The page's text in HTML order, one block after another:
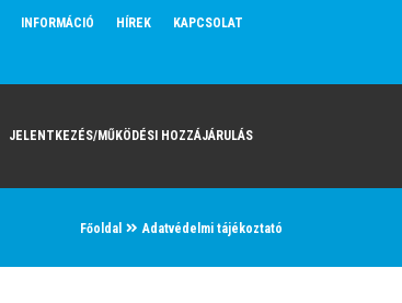
INFORMÁCIÓ HÍREK KAPCSOLAT
JELENTKEZÉS/MŰKÖDÉSI HOZZÁJÁRULÁS
Főoldal Adatvédelmi tájékoztató